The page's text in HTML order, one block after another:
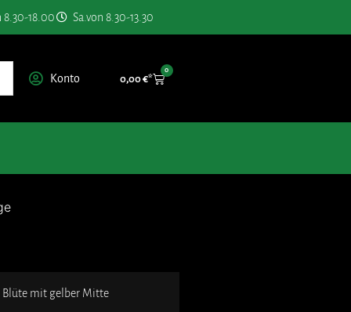
8.30-18.00 Sa.von 8.30-13.30
Konto 0,00€
0
mit gelber Mitte